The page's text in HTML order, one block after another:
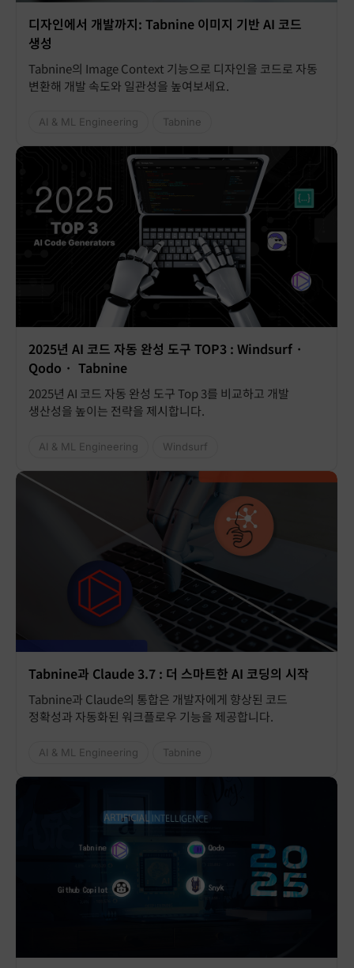
디자인에서 개발까지: Tabnine 이미지 기반 AI 코드
생성
Tabnine의 Image Context 기능으로 디자인을 코드로 자동
변환해 개발 속도와 일관성을 높여보세요.
AI & ML Engineering Tabnine
2025년 AI 코드 자동 완성 도구 TOP3 : Windsurf ·
Qodo · Tabnine
2025년 AI 코드 자동 완성 도구 Top 3를 비교하고 개발
생산성을 높이는 전략을 제시합니다.
AI & ML Engineering Windsurf
Tabnine과 Claude 3.7 : 더 스마트한 AI 코딩의 시작
Tabnine과 Claude의 통합은 개발자에게 향상된 코드
정확성과 자동화된 워크플로우 기능을 제공합니다.
AI & ML Engineering Tabnine